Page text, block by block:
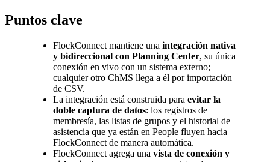
Puntos clave
FlockConnect mantiene una integración nativa
y bidireccional con Planning Center, su única
conexión en vivo con un sistema externo;
cualquier otro ChMS llega a él por importación
de CSV.
La integración está construida para evitar la
doble captura de datos: los registros de
membresía, las listas de grupos y el historial de
asistencia que ya están en People fluyen hacia
FlockConnect de manera automática.
FlockConnect agrega una vista de conexión y